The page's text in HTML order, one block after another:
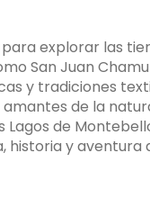
explorar las
San Juan
y tradiciones
de la
Lagos de
y aventura